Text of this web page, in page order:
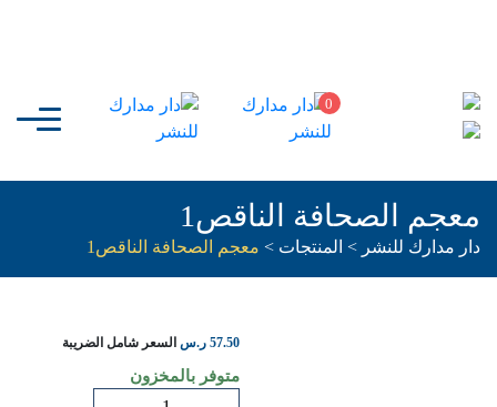
0
معجم الصحافة الناقص1
دار مدارك للنشر > المنتجات > معجم الصحافة الناقص1
57.50 ر.س السعر شامل الضريبة
متوفر بالمخزون